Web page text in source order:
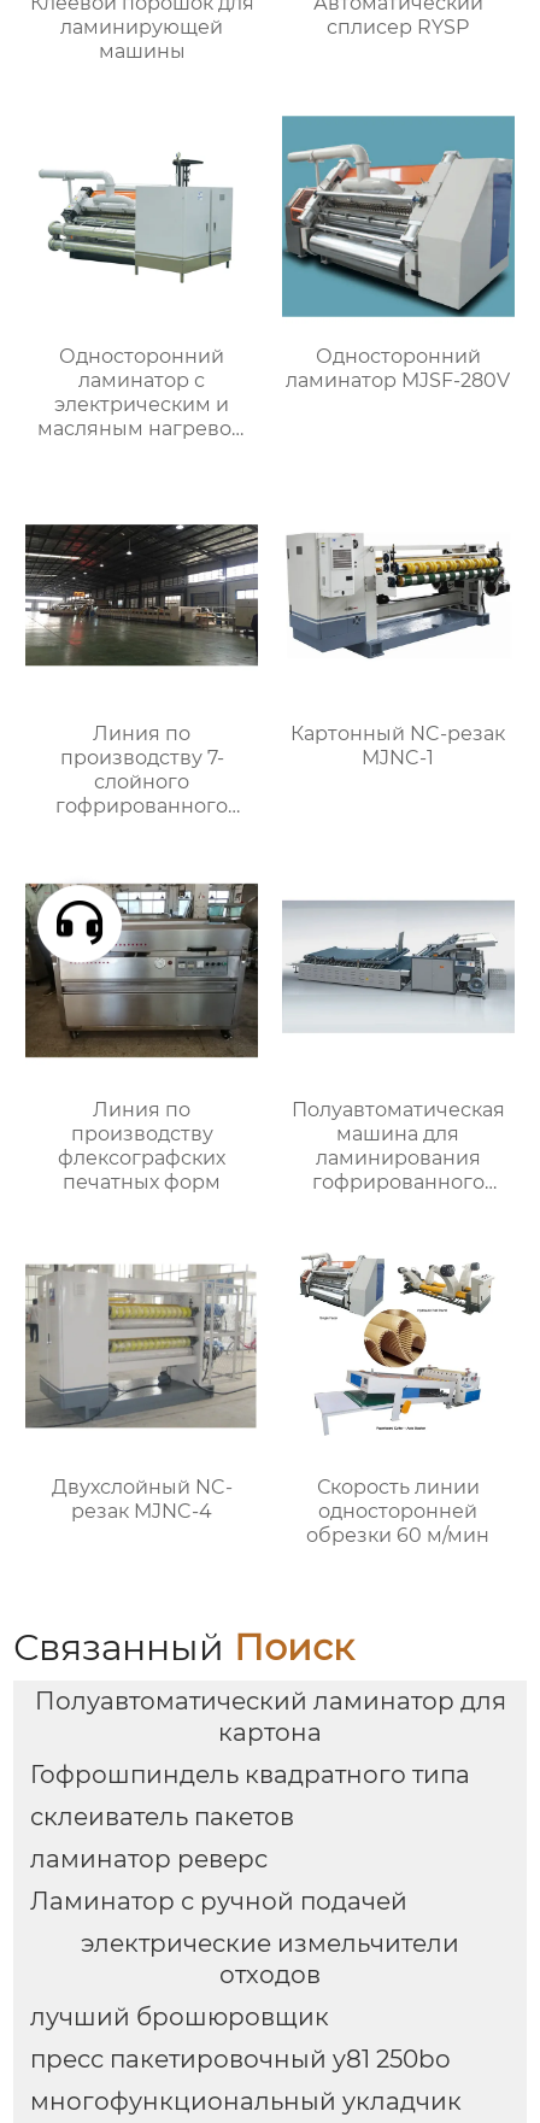
ламинирующей
машины
сплисер RYSP
Односторонний
ламинатор с
электрическим и
масляным нагревом
Односторонний
ламинатор MJSF-280V
Линия по
производству 7-
слойного
гофрированного
Картонный NC-резак
MJNC-1
Линия по
производству
флексографских
печатных форм
Полуавтоматическая
машина для
ламинирования
гофрированного
Двухслойный NC-
резак MJNC-4
Скорость линии
односторонней
обрезки 60 м/мин
Связанный Поиск
Полуавтоматический ламинатор для
картона
Гофрошпиндель квадратного типа
склеиватель пакетов
ламинатор реверс
Ламинатор с ручной подачей
электрические измельчители
отходов
лучший брошюровщик
пресс пакетировочный y81 250bo
многофункциональный укладчик